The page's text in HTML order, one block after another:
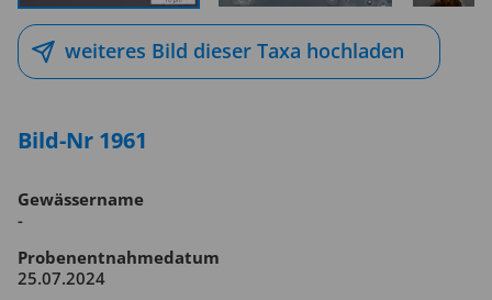
weiteres Bild dieser Taxa hochladen
Bild-Nr 1961
Gewässername
-
Probenentnahmedatum
25.07.2024